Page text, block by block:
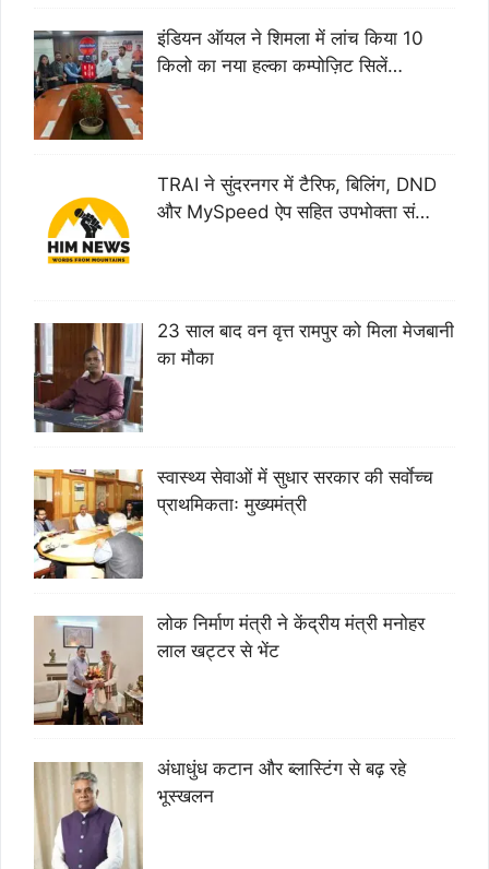
इंडियन ऑयल ने शिमला में लांच किया 10
किलो का नया हल्का कम्पोज़िट सिलें…
TRAI ने सुंदरनगर में टैरिफ, बिलिंग, DND
और MySpeed ऐप सहित उपभोक्ता सं…
23 साल बाद वन वृत्त रामपुर को मिला मेजबानी
का मौका
स्वास्थ्य सेवाओं में सुधार सरकार की सर्वाेच्च
प्राथमिकताः मुख्यमंत्री
लोक निर्माण मंत्री ने केंद्रीय मंत्री मनोहर
लाल खट्टर से भेंट
अंधाधुंध कटान और ब्लास्टिंग से बढ़ रहे
भूस्खलन